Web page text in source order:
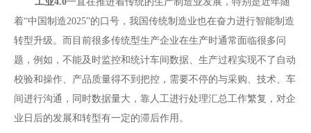
着“中国制造2025”的口号，我国传统制造业也在奋力进行智能制造
转型升级。而目前很多传统型生产企业在生产时通常面临很多问
题，例如，不能及时监控和统计车间数据、生产过程实现不了自动
校验和操作、产品质量得不到把控，需要不停的与采购、技术、车
间进行沟通，同时数据量大，靠人工进行处理汇总工作繁复，对企
业日后的发展和转型有一定的滞后作用。